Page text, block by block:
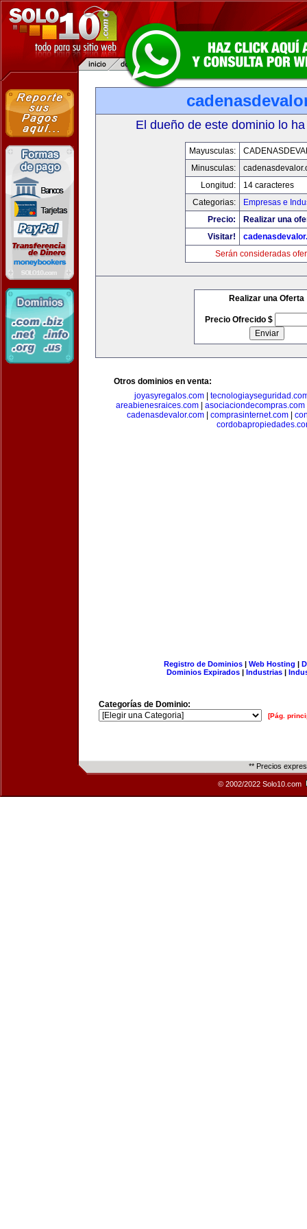
El dueño de este dominio lo
Mayusculas:
Minusculas:
Longitud:
14 caracteres
Categorias:
Empresas e
Precio:
Realizar una
Visitar!
Serán consideradas
Realizar una Oferta
Precio Ofrecido $
Otros dominios en venta:
joyasyregalos.com
areabienesraices.com| asociaciondecompras.com
cadenasdevalor.com
comprasinternet.com
Registro de Dominios| Web Hosting |
Dominios Expirados | Industrias |
Categorías de Dominio:
[Pág.
** Precios
© 2002/2022 Solo10.com